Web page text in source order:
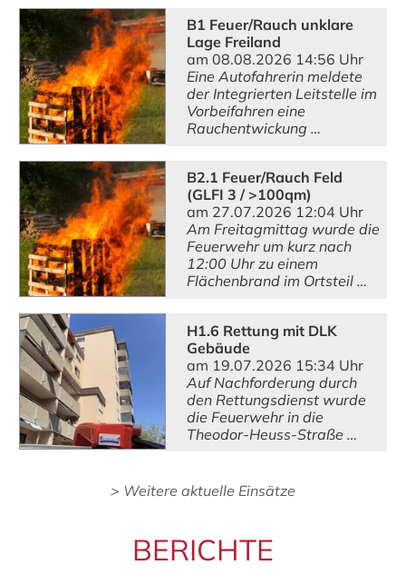
B1 Feuer/Rauch unklare
Lage Freiland
am 08.08.2026 14:56 Uhr
Eine Autofahrerin meldete
der Integrierten Leitstelle im
Vorbeifahren eine
Rauchentwickung …
B2.1 Feuer/Rauch Feld
(GLFI 3 / >100qm)
am 27.07.2026 12:04 Uhr
Am Freitagmittag wurde die
Feuerwehr um kurz nach
12:00 Uhr zu einem
Flächenbrand im Ortsteil …
H1.6 Rettung mit DLK
Gebäude
am 19.07.2026 15:34 Uhr
Auf Nachforderung durch
den Rettungsdienst wurde
die Feuerwehr in die
Theodor-Heuss-Straße …
> Weitere aktuelle Einsätze
BERICHTE